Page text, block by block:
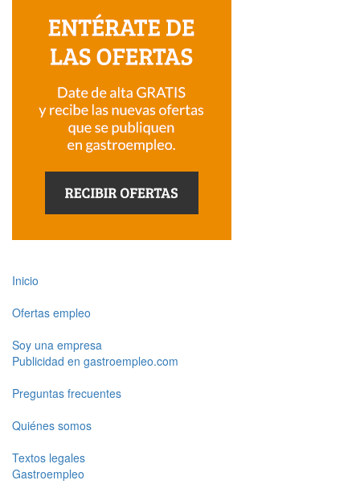
Inicio
Ofertas empleo
Soy una empresa
Publicidad en gastroempleo.com
Preguntas frecuentes
Quiénes somos
Textos legales
Gastroempleo